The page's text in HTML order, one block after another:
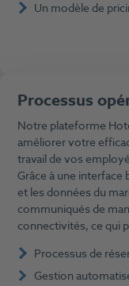
Un modèle de
Processus
Notre plateforme
améliorer votre
travail de vos
Grâce à une
et les données du
communiqués de
connectivités, ce qui
Processus de
Gestion